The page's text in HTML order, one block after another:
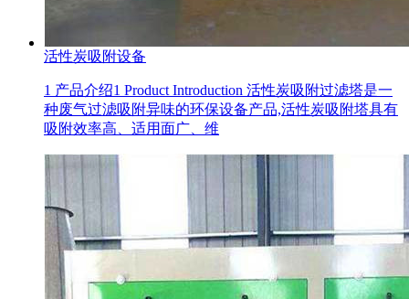
活性炭吸附设备
1 产品介绍1 Product Introduction 活性炭吸附过滤塔是一
种废气过滤吸附异味的环保设备产品,活性炭吸附塔具有
吸附效率高、适用面广、维